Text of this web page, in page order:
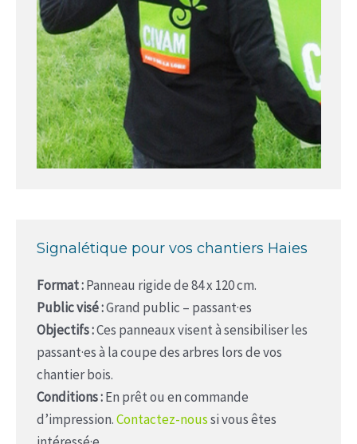
Signalétique pour vos chantiers Haies
Format :Panneau rigide de 84 x 120 cm.
Public visé :Grand public – passant·es
Objectifs :Ces panneaux visent à sensibiliser les
passant·es à la coupe des arbres lors de vos
chantier bois.
Conditions :En prêt ou en commande
d’impression.Contactez-noussi vous êtes